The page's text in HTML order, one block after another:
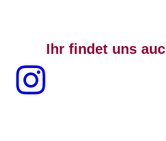
Ihr findet uns